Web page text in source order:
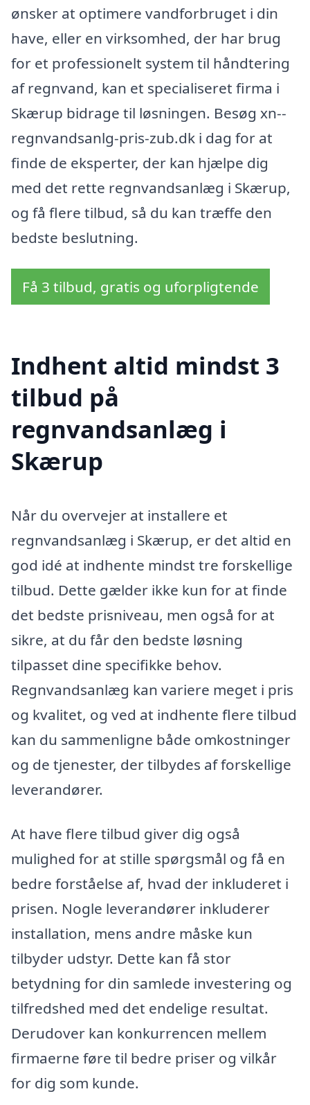
ønsker at optimere vandforbruget i din
have, eller en virksomhed, der har brug
for et professionelt system til håndtering
af regnvand, kan et specialiseret firma i
Skærup bidrage til løsningen. Besøg xn--
regnvandsanlg-pris-zub.dk i dag for at
finde de eksperter, der kan hjælpe dig
med det rette regnvandsanlæg i Skærup,
og få flere tilbud, så du kan træffe den
bedste beslutning.
Få 3 tilbud, gratis og uforpligtende
Indhent altid mindst 3
tilbud på
regnvandsanlæg i
Skærup
Når du overvejer at installere et
regnvandsanlæg i Skærup, er det altid en
god idé at indhente mindst tre forskellige
tilbud. Dette gælder ikke kun for at finde
det bedste prisniveau, men også for at
sikre, at du får den bedste løsning
tilpasset dine specifikke behov.
Regnvandsanlæg kan variere meget i pris
og kvalitet, og ved at indhente flere tilbud
kan du sammenligne både omkostninger
og de tjenester, der tilbydes af forskellige
leverandører.
At have flere tilbud giver dig også
mulighed for at stille spørgsmål og få en
bedre forståelse af, hvad der inkluderet i
prisen. Nogle leverandører inkluderer
installation, mens andre måske kun
tilbyder udstyr. Dette kan få stor
betydning for din samlede investering og
tilfredshed med det endelige resultat.
Derudover kan konkurrencen mellem
firmaerne føre til bedre priser og vilkår
for dig som kunde.